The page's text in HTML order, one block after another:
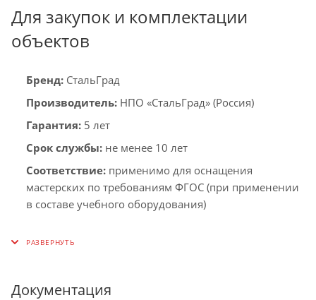
Для закупок и комплектации
объектов
Бренд: СтальГрад
Производитель: НПО «СтальГрад» (Россия)
Гарантия: 5 лет
Срок службы: не менее 10 лет
Соответствие: применимо для оснащения
мастерских по требованиям ФГОС (при применении
в составе учебного оборудования)
Документация